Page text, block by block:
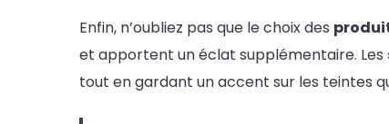
Enfin, n’oubliez pas que le choix des
et apportent un éclat supplémentaire. Les
tout en gardant un accent sur les teintes